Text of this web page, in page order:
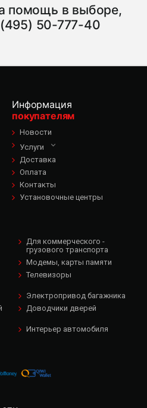
помощь в выборе,
50-777-40
Информация
покупателям
Новости
Услуги
Доставка
Оплата
Контакты
Установочные центры
Для коммерческого -
грузового транспорта
Модемы, карты памяти
Телевизоры
Электропривод багажника
Доводчики дверей
Интерьер автомобиля